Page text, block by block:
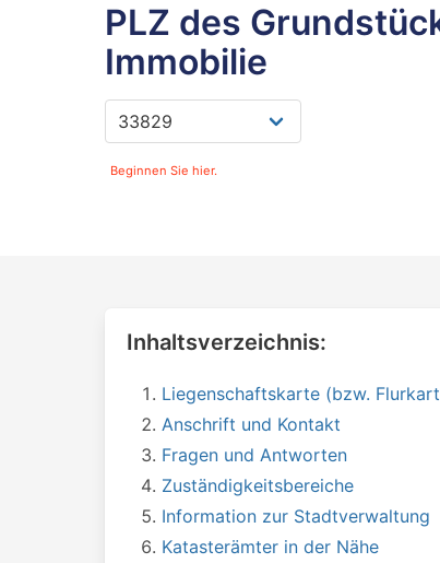
PLZ des
Immobilie
Beginnen Sie hier.
Inhaltsverzeichnis:
Liegenschaftskarte (bzw.
Anschrift und Kontakt
Fragen und Antworten
Zuständigkeitsbereiche
Information zur Stadtverwaltung
Katasterämter in der Nähe